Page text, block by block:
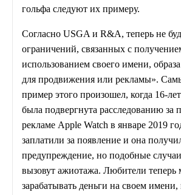
гольфа следуют их примеру.
Согласно USGA и R&A, теперь не
ограничений, связанных с
использованием своего имени,
для продвижения или рекламы».
пример этого произошел, когда 16-
была подвергнута расследованию за
рекламе Apple Watch в январе 2019
заплатили за появление и она
предупреждение, но подобные
вызовут ажиотажа. Любители теперь
зарабатывать деньги на своем